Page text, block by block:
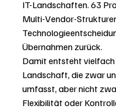
IT-Landschaften. 63
Multi-Vendor-
Übernahmen zurück.
Damit entsteht vielfach
Landschaft, die zwar
umfasst, aber nicht
Flexibilität oder